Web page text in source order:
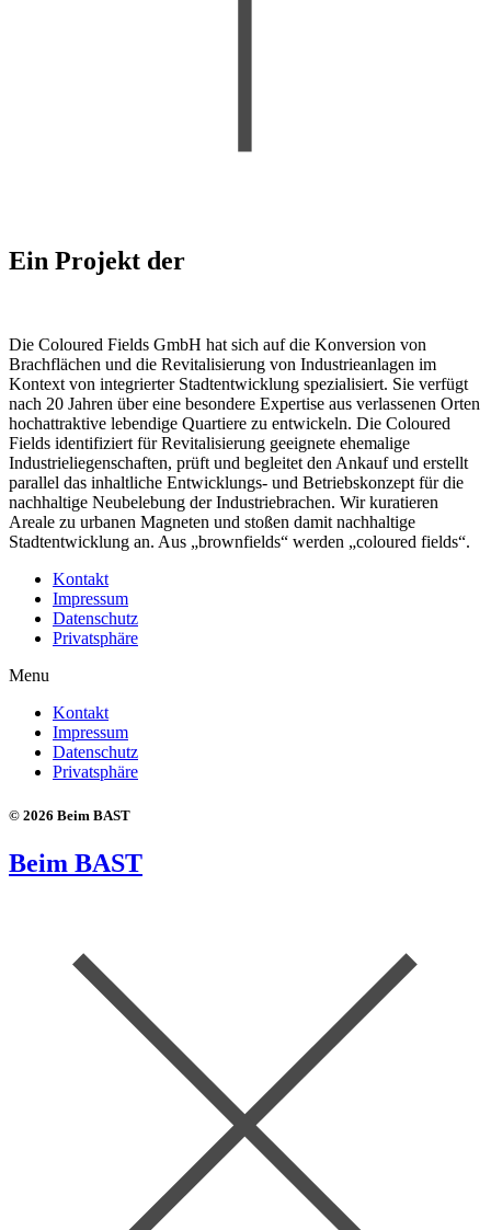
Ein Projekt der
Die Coloured Fields GmbH hat sich auf die Konversion von
Brachflächen und die Revitalisierung von Industrieanlagen im
Kontext von integrierter Stadtentwicklung spezialisiert. Sie verfügt
nach 20 Jahren über eine besondere Expertise aus verlassenen Orten
hochattraktive lebendige Quartiere zu entwickeln. Die Coloured
Fields identifiziert für Revitalisierung geeignete ehemalige
Industrieliegenschaften, prüft und begleitet den Ankauf und erstellt
parallel das inhaltliche Entwicklungs- und Betriebskonzept für die
nachhaltige Neubelebung der Industriebrachen. Wir kuratieren
Areale zu urbanen Magneten und stoßen damit nachhaltige
Stadtentwicklung an. Aus „brownfields“ werden „coloured fields“.
Kontakt
Impressum
Datenschutz
Privatsphäre
Menu
Kontakt
Impressum
Datenschutz
Privatsphäre
© 2026 Beim BAST
Beim BAST